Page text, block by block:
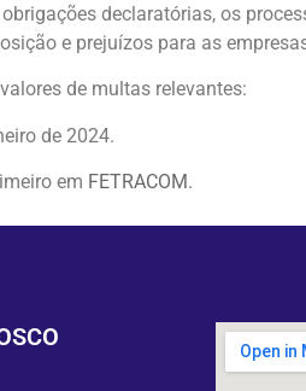
declaratórias, os
e prejuízos para as
de multas relevantes:
de 2024.
em FETRACOM.